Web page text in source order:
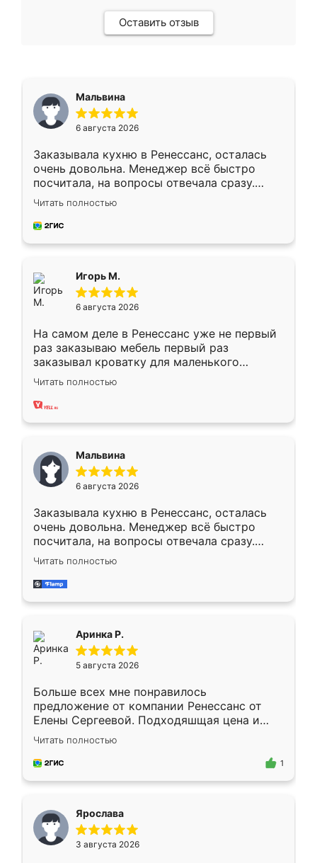
Оставить отзыв
Мальвина
6 августа 2026
Заказывала кухню в Ренессанс, осталась
очень довольна. Менеджер всё быстро
посчитала, на вопросы отвечала сразу.
Замерщик приехал в субботу, подошёл к
делу со всей ответственностью. Собрали
за день, ребята работали аккуратно, даже
Читать полностью
Игорь М.
6 августа 2026
На самом деле в Ренессанс уже не первый
раз заказываю мебель первый раз
заказывал кроватку для маленького
ребёнка при его рождении ,во второй раз
заказал шкаф-купе. По качеству очень
хорошее сборка достаточно быстрая,
меньше, здесь же он более разнообразный.
Мне нравится ,если что-то потребуется из
мебели буду заказывать только здесь.
Читать полностью
Мальвина
6 августа 2026
Заказывала кухню в Ренессанс, осталась
очень довольна. Менеджер всё быстро
посчитала, на вопросы отвечала сразу.
Замерщик приехал в субботу, подошёл к
делу со всей ответственностью. Собрали
за день, ребята работали аккуратно, даже
Читать полностью
Аринка Р.
5 августа 2026
Больше всех мне понравилось
предложение от компании Ренессанс от
Елены Сергеевой. Подходяшщая цена и
короткие сроки изготовления. Приехавший
для замера сотрудник Владислав
предложил по моему эскизу самый
Читать полностью
1
Ярослава
3 августа 2026